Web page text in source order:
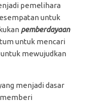
pemelihara
untuk
pemberdayaan
untuk mencari
mewujudkan
menjadi dasar